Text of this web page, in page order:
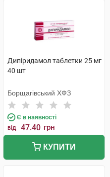
Дипіридамол таблетки 25 мг
40 шт
Борщагівський ХФЗ
Є в наявності
від 47.40 грн
КУПИТИ